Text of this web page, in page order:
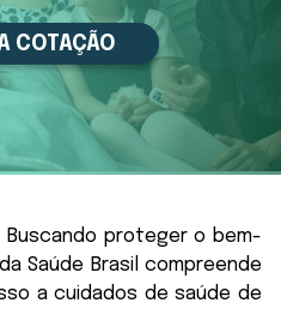
COTAÇÃO
Buscando proteger o bem-
Saúde Brasil compreende
a cuidados de saúde de